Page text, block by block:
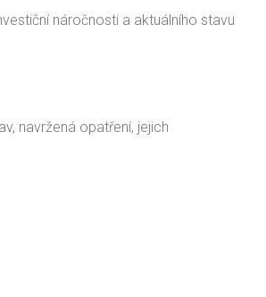
náročnosti a aktuálního stavu
navržená opatření, jejich